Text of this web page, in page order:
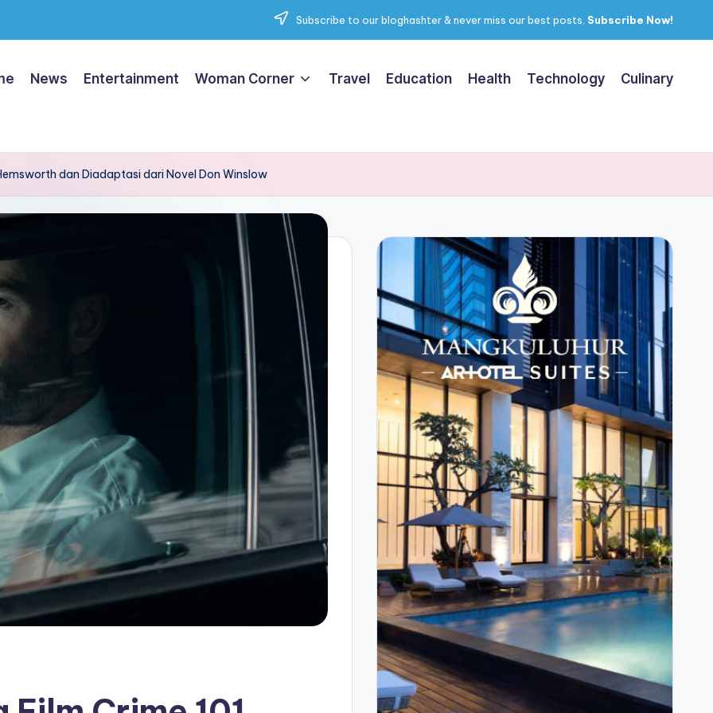
Subscribe to our bloghashter & never miss our best posts. Subscribe Now!
News Entertainment Woman Corner Travel Education Health Technology Culinary
dan Diadaptasi dari Novel Don Winslow